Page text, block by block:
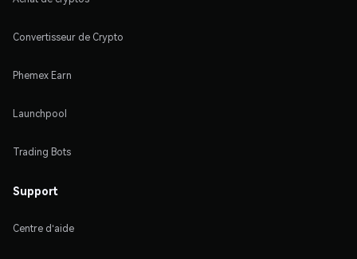
Convertisseur de Crypto
Phemex Earn
Launchpool
Trading Bots
Support
Centre d'aide